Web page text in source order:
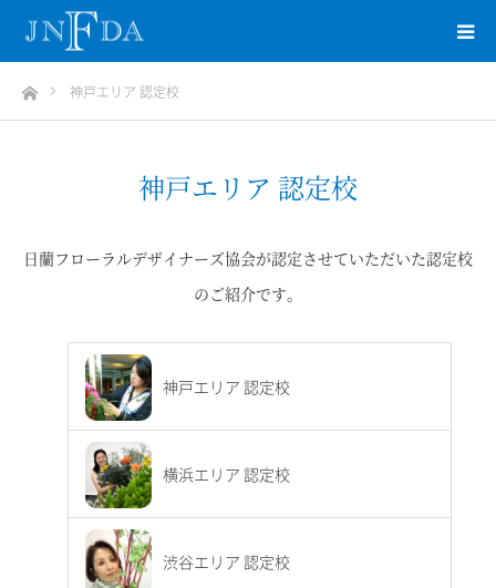
ホーム神戸エリア 認定校
神戸エリア 認定校
日蘭フローラルデザイナーズ協会が認定させていただいた認定校
のご紹介です。
神戸エリア 認定校
横浜エリア 認定校
渋谷エリア 認定校